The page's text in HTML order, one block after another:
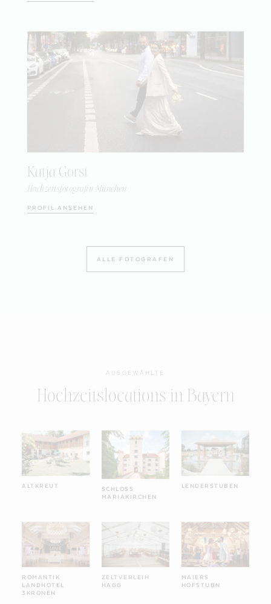
Katja Gorst
Hochzeitsfotografin München
PROFIL ANSEHEN
ALLE FOTOGRAFEN
AUSGEWÄHLTE
Hochzeitslocations in Bayern
ALTKREUT
SCHLOSS
MARIAKIRCHEN
LENDERSTUBEN
ROMANTIK
LANDHOTEL
3KRONEN
ZELTVERLEIH
HAGG
MAIERS
HOFSTUBN